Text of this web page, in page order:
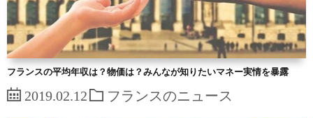
フランスの平均年収は？物価は？みんなが知りたいマネー実情を暴露
2019.02.12 フランスのニュース